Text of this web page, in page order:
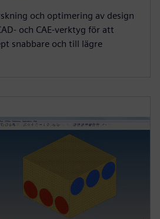
och optimering av design
och CAE-verktyg för att
snabbare och till lägre